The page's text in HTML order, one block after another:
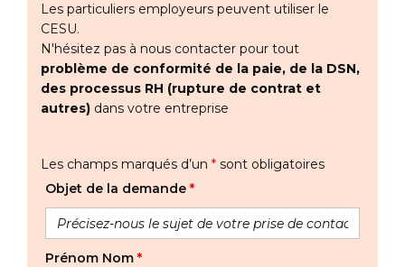
Les particuliers employeurs peuvent utiliser le
CESU.
N'hésitez pas à nous contacter pour tout
problème de conformité de la paie, de la DSN,
des processus RH (rupture de contrat et
autres) dans votre entreprise
Les champs marqués d’un * sont obligatoires
Objet de la demande *
Prénom Nom *